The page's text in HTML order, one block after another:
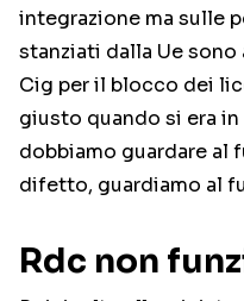
integrazione ma sulle
stanziati dalla Ue sono
Cig per il blocco dei
giusto quando si era in
dobbiamo guardare al
difetto, guardiamo al
Rdc non